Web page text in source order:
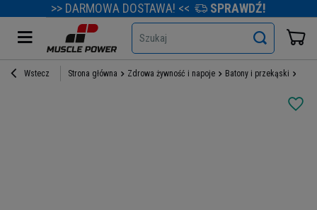
>> DARMOWA DOSTAWA! << SPRAWDŹ!
Szukaj
Wstecz Strona główna Zdrowa żywność i napoje Batony i przekąski